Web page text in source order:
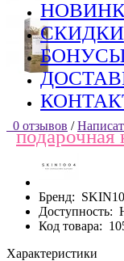
СКИДКИ
подарочная
0 отзывов /
Бренд:
Доступность:
Код товара:
Характеристики